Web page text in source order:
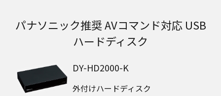
パナソニック推奨 AVコマンド対応 USB
ハードディスク
DY-HD2000-K
外付けハードディスク